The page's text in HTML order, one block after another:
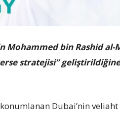
Mohammed bin Rashid al-
stratejisi”
Dubai’nin